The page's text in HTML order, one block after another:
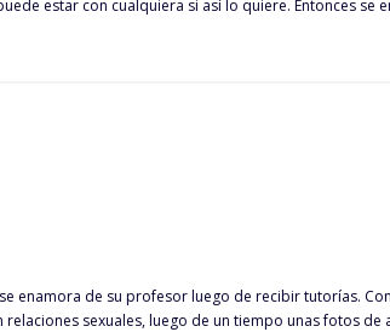
estar con cualquiera si así lo quiere. Entonces se
en algo más que un rollo de una noche, ya que
quejarse. Él y Gwen mantienen relaciones sexuales, luego de un